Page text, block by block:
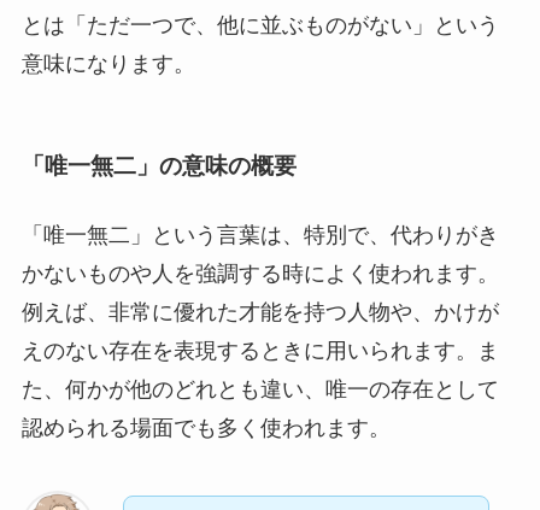
もわかりやすく解説
青息吐息(あおいきといき)の正しい意味と使い
方５選！例文もわかりやすく
とは「ただ一つで、他に並ぶものがない」という
意味になります。
「唯一無二」の意味の概要
「唯一無二」という言葉は、特別で、代わりがき
かないものや人を強調する時によく使われます。
例えば、非常に優れた才能を持つ人物や、かけが
えのない存在を表現するときに用いられます。ま
た、何かが他のどれとも違い、唯一の存在として
認められる場面でも多く使われます。